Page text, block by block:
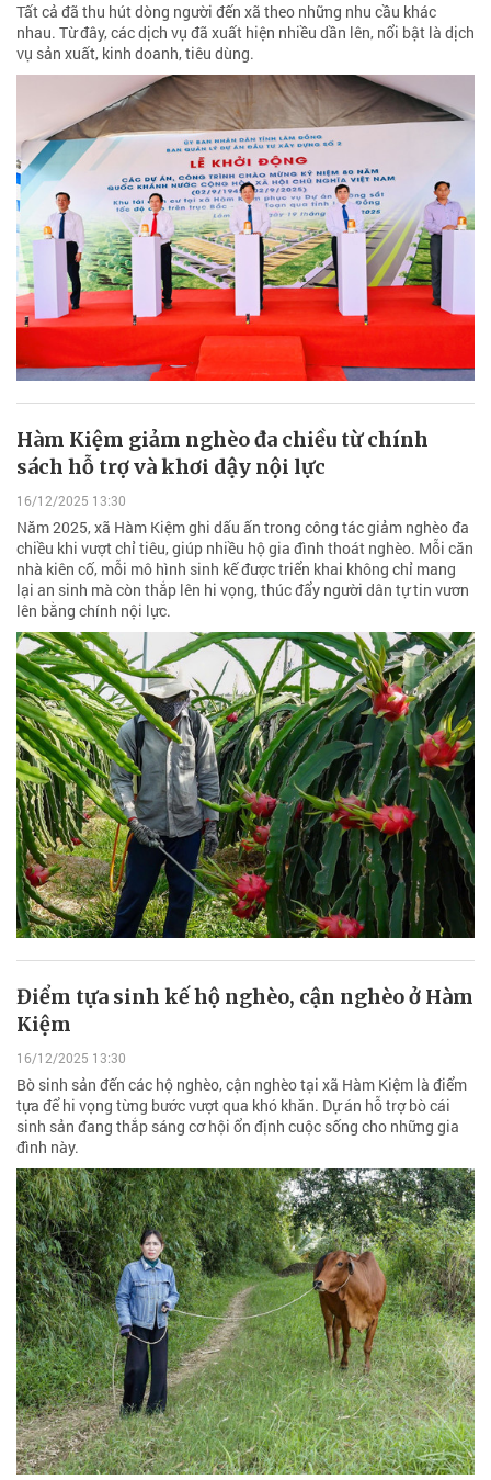
Tất cả đã thu hút dòng người đến xã theo những nhu cầu khác
nhau. Từ đây, các dịch vụ đã xuất hiện nhiều dần lên, nổi bật là dịch
vụ sản xuất, kinh doanh, tiêu dùng.
Hàm Kiệm giảm nghèo đa chiều từ chính
sách hỗ trợ và khơi dậy nội lực
16/12/2025 13:30
Năm 2025, xã Hàm Kiệm ghi dấu ấn trong công tác giảm nghèo đa
chiều khi vượt chỉ tiêu, giúp nhiều hộ gia đình thoát nghèo. Mỗi căn
nhà kiên cố, mỗi mô hình sinh kế được triển khai không chỉ mang
lại an sinh mà còn thắp lên hi vọng, thúc đẩy người dân tự tin vươn
lên bằng chính nội lực.
Điểm tựa sinh kế hộ nghèo, cận nghèo ở Hàm
Kiệm
16/12/2025 13:30
Bò sinh sản đến các hộ nghèo, cận nghèo tại xã Hàm Kiệm là điểm
tựa để hi vọng từng bước vượt qua khó khăn. Dự án hỗ trợ bò cái
sinh sản đang thắp sáng cơ hội ổn định cuộc sống cho những gia
đình này.